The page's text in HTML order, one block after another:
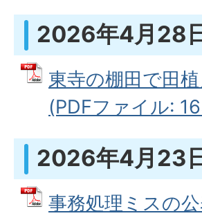
2026年4月28
東寺の棚田で田
(PDFファイル:
2026年4月23
事務処理ミスの